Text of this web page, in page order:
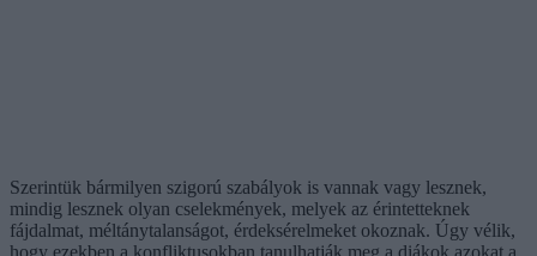
Szerintük bármilyen szigorú szabályok is vannak vagy lesznek,
mindig lesznek olyan cselekmények, melyek az érintetteknek
fájdalmat, méltánytalanságot, érdeksérelmeket okoznak. Úgy vélik,
hogy ezekben a konfliktusokban tanulhatják meg a diákok azokat a